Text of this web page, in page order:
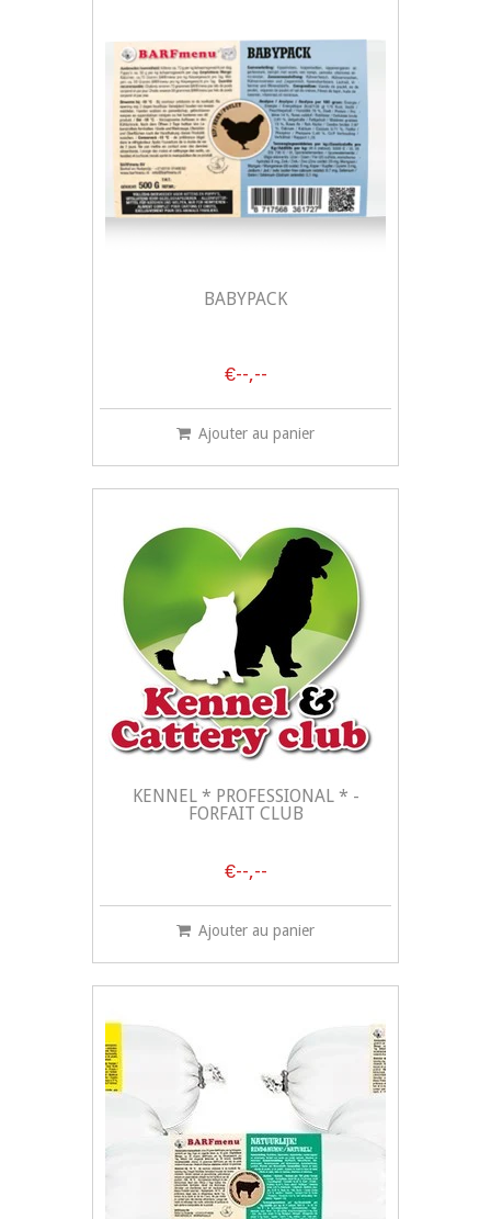
BABYPACK
€--,--
Ajouter au panier
KENNEL * PROFESSIONAL * -
FORFAIT CLUB
€--,--
Ajouter au panier